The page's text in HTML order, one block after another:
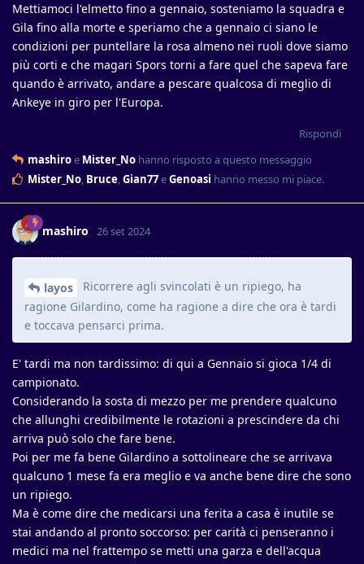
Mettiamoci l'elmetto fino a gennaio, sosteniamo la squadra e
Gila fino alla morte e speriamo che a gennaio ci siano le
condizioni per puntellare la rosa almeno nei ruoli dove siamo
più corti e che magari Spors torni a fare quel che sapeva fare
quando è arrivato, andare a pescare qualcosa di meglio di
Ankeye in giro per l'Europa.
Rispondi
mashiroe Mister_No hanno risposto a questo messaggio
Mister_No, Bruce,Gian77eGenoasi hanno messo mi piace.
mashiro 26 set 2024
layos
Ricorrere agli svincolati è un ripiego, ha
ragione Gilardino, come ha ragione a dire che ora è tardi
e toccava pensarci prima.
E' tardi ma non tardissimo: di qui a Gennaio si gioca 1/4 di
campionato.
Considerando la sosta di mezzo per me prendere qualcuno
che allunghi credibilmente le rotazioni a prescindere da chi
arriva può solo che fare bene.
Poi per me fa bene Gilardino a sottolineare che se arrivava
qualcuno 1 mese fa era meglio e va anche bene dire che sono
un ripiego.
Ma è come dire che medicarsi una ferita a casa è inutile se
stai andando al pronto soccorso: per carità ci penseranno i
medici ma nel frattempo se metti una garza e dell'acqua